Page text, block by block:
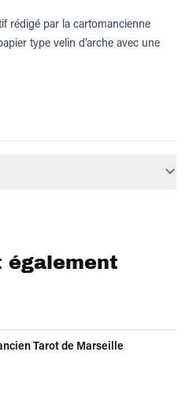
rédigé par la cartomancienne
type velin d’arche avec une
également
Tarot de Marseille